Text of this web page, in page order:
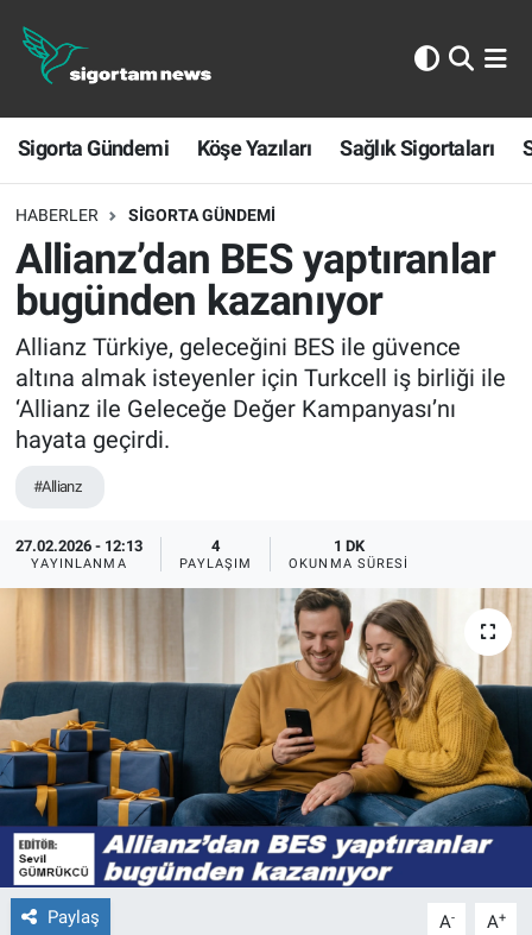
Sigorta Gündemi Köşe Yazıları Sağlık Sigortaları
HABERLER SIGORTA GÜNDEMI
Allianz’dan BES yaptıranlar
bugünden kazanıyor
Allianz Türkiye, geleceğini BES ile güvence
altına almak isteyenler için Turkcell iş birliği ile
‘Allianz ile Geleceğe Değer Kampanyası’nı
hayata geçirdi.
#Allianz
27.02.2026 - 12:13
YAYINLANMA
4
PAYLAŞIM
1 DK
OKUNMA SÜRESI
Paylaş A- A+
Sigorta Gündemi
Köşe Yazıları
Sağlık Sigortaları
Sporun Sigortası
Ekonomi